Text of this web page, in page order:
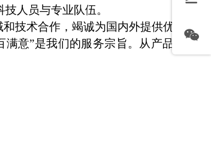
人员与专业队伍。
技术合作，竭诚为国内外提供优质的
满意”是我们的服务宗旨。从产品的研